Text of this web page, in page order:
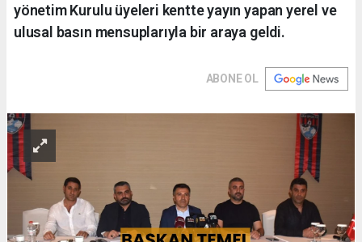
yönetim Kurulu üyeleri kentte yayın yapan yerel ve
ulusal basın mensuplarıyla bir araya geldi.
ABONE OL